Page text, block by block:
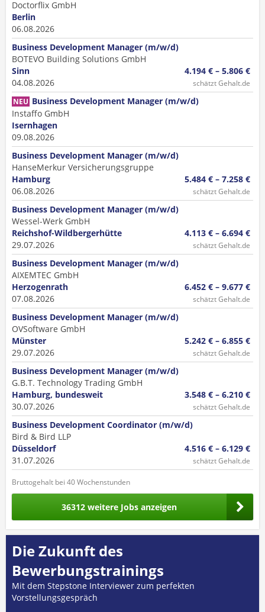
Doctorflix GmbH
Berlin
06.08.2026
Business Development Manager (m/w/d)
BOTEVO Building Solutions GmbH
Sinn
04.08.2026
4.194 € – 5.806 €
schätzt Gehalt.de
NEU Business Development Manager (m/w/d)
Instaffo GmbH
Isernhagen
09.08.2026
Business Development Manager (m/w/d)
HanseMerkur Versicherungsgruppe
Hamburg
06.08.2026
5.484 € – 7.258 €
schätzt Gehalt.de
Business Development Manager (m/w/d)
Wessel-Werk GmbH
Reichshof-Wildbergerhütte
29.07.2026
4.113 € – 6.694 €
schätzt Gehalt.de
Business Development Manager (m/w/d)
AIXEMTEC GmbH
Herzogenrath
07.08.2026
6.452 € – 9.677 €
schätzt Gehalt.de
Business Development Manager (m/w/d)
OVSoftware GmbH
Münster
29.07.2026
5.242 € – 6.855 €
schätzt Gehalt.de
Business Development Manager (m/w/d)
G.B.T. Technology Trading GmbH
Hamburg, bundesweit
30.07.2026
3.548 € – 6.210 €
schätzt Gehalt.de
Business Development Coordinator (m/w/d)
Bird & Bird LLP
Düsseldorf
31.07.2026
4.516 € – 6.129 €
schätzt Gehalt.de
Bruttogehalt bei 40 Wochenstunden
36312 weitere Jobs anzeigen
Die Zukunft des
Bewerbungstrainings
Mit dem Stepstone Interviewer zum perfekten
Vorstellungsgespräch